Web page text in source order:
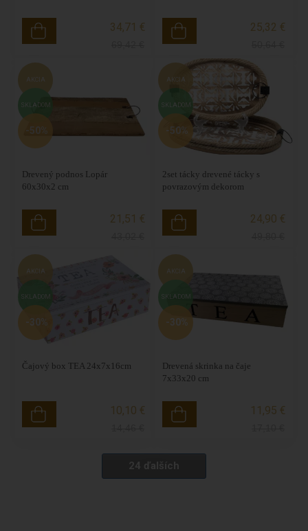
34,71 € 25,32 €
AKCIA
SKLADOM
Drevený podnos Lopár
60x30x2 cm
21,51 €
-50%
AKCIA
SKLADOM
2set tácky drevené tácky s
povrazovým dekorom
24,90 €
-50%
AKCIA
SKLADOM
Čajový box TEA 24x7x16cm
10,10 €
-30%
AKCIA
SKLADOM
Drevená skrinka na čaje
7x33x20 cm
11,95 €
-30%
24 ďalších